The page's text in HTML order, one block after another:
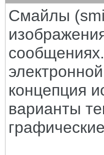
Смайлы
концепция
варианты